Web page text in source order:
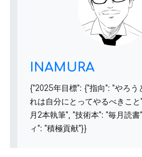
INAMURA
{"2025年目標": {"指向": "やろう
れは自分にとってやるべきこ
月2本執筆", "技術本": "毎月読
ィ": "積極貢献"}}